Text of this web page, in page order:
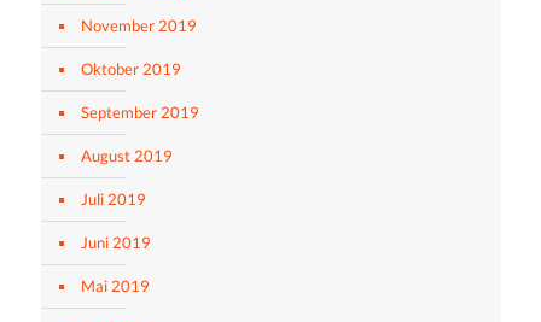
November 2019
Oktober 2019
September 2019
August 2019
Juli 2019
Juni 2019
Mai 2019